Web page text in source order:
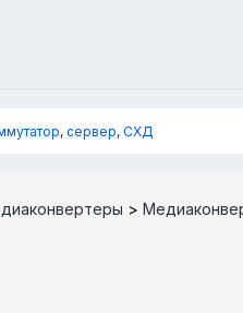
, сервер, СХД
>